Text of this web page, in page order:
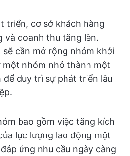
triển, cơ sở khách hàng
và doanh thu tăng lên.
sẽ cần mở rộng nhóm khởi
một nhóm nhỏ thành một
duy trì sự phát triển lâu
bao gồm việc tăng kích
lực lượng lao động một
ứng nhu cầu ngày càng